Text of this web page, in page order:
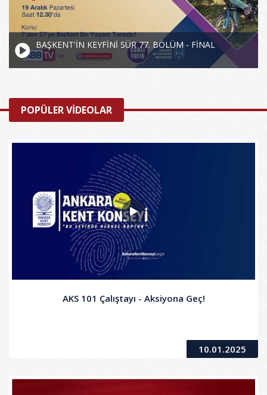
BAŞKENT'İN KEYFİNİ SÜR 77. BÖLÜM - FİNAL
POPÜLER VİDEOLAR
AKS 101 Çalıştayı - Aksiyona Geç!
10.01.2025